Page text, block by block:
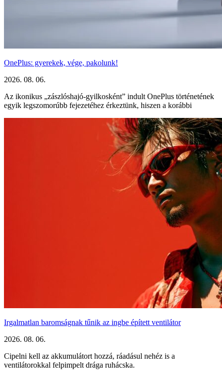
OnePlus: gyerekek, vége, pakolunk!
2026. 08. 06.
Az ikonikus „zászlóshajó-gyilkosként” indult OnePlus történetének
egyik legszomorúbb fejezetéhez érkeztünk, hiszen a korábbi
Irgalmatlan baromságnak tűnik az ingbe épített ventilátor
2026. 08. 06.
Cipelni kell az akkumulátort hozzá, ráadásul nehéz is a
ventilátorokkal felpimpelt drága ruhácska.